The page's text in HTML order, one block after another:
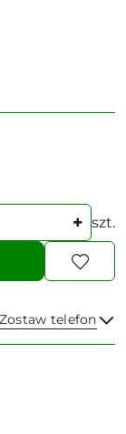
szt.
Zostaw telefon